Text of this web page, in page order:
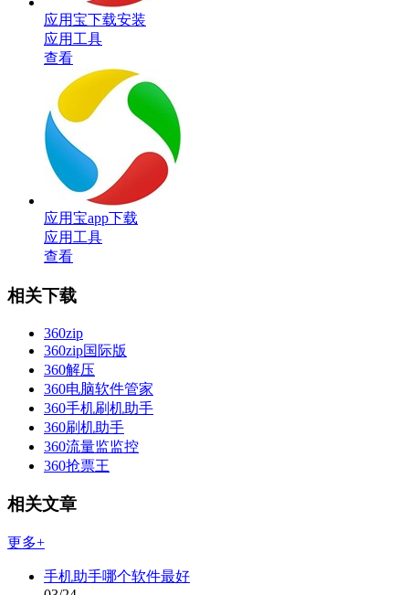
应用宝下载安装
应用工具
查看
应用宝app下载
应用工具
查看
相关下载
360zip
360zip国际版
360解压
360电脑软件管家
360手机刷机助手
360刷机助手
360流量监监控
360抢票王
相关文章
更多+
手机助手哪个软件最好